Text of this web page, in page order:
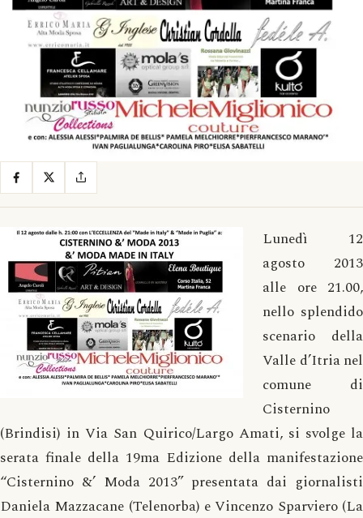
Lunedì 12
agosto 2013
alle ore 21.00,
nello splendido
scenario della
Valle d’Itria nel
comune di
Cisternino
(Brindisi) in Via San Quirico/Largo Amati, si svolge la
serata finale della 19ma Edizione della manifestazione
“Cisternino &’ Moda 2013” presentata dai giornalisti
Daniela Mazzacane (Telenorba) e Vincenzo Sparviero (La